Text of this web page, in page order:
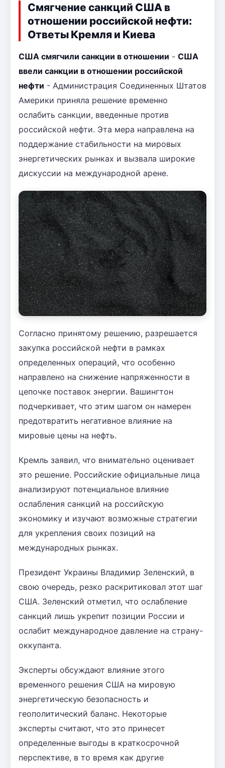
Смягчение санкций США в
отношении российской нефти:
Ответы Кремля и Киева
США смягчили санкции в отношении - США
ввели санкции в отношении российской
нефти - Администрация Соединенных Штатов
Америки приняла решение временно
ослабить санкции, введенные против
российской нефти. Эта мера направлена на
поддержание стабильности на мировых
энергетических рынках и вызвала широкие
дискуссии на международной арене.
Согласно принятому решению, разрешается
закупка российской нефти в рамках
определенных операций, что особенно
направлено на снижение напряженности в
цепочке поставок энергии. Вашингтон
подчеркивает, что этим шагом он намерен
предотвратить негативное влияние на
мировые цены на нефть.
Кремль заявил, что внимательно оценивает
это решение. Российские официальные лица
анализируют потенциальное влияние
ослабления санкций на российскую
экономику и изучают возможные стратегии
для укрепления своих позиций на
международных рынках.
Президент Украины Владимир Зеленский, в
свою очередь, резко раскритиковал этот шаг
США. Зеленский отметил, что ослабление
санкций лишь укрепит позиции России и
ослабит международное давление на страну-
оккупанта.
Эксперты обсуждают влияние этого
временного решения США на мировую
энергетическую безопасность и
геополитический баланс. Некоторые
эксперты считают, что это принесет
определенные выгоды в краткосрочной
перспективе, в то время как другие